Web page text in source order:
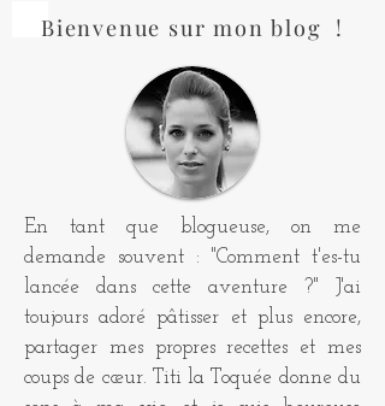
Bienvenue sur mon blog !
En tant que blogueuse, on me
demande souvent : "Comment t'es-tu
lancée dans cette aventure ?" J'ai
toujours adoré pâtisser et plus encore,
partager mes propres recettes et mes
coups de cœur. Titi la Toquée donne du